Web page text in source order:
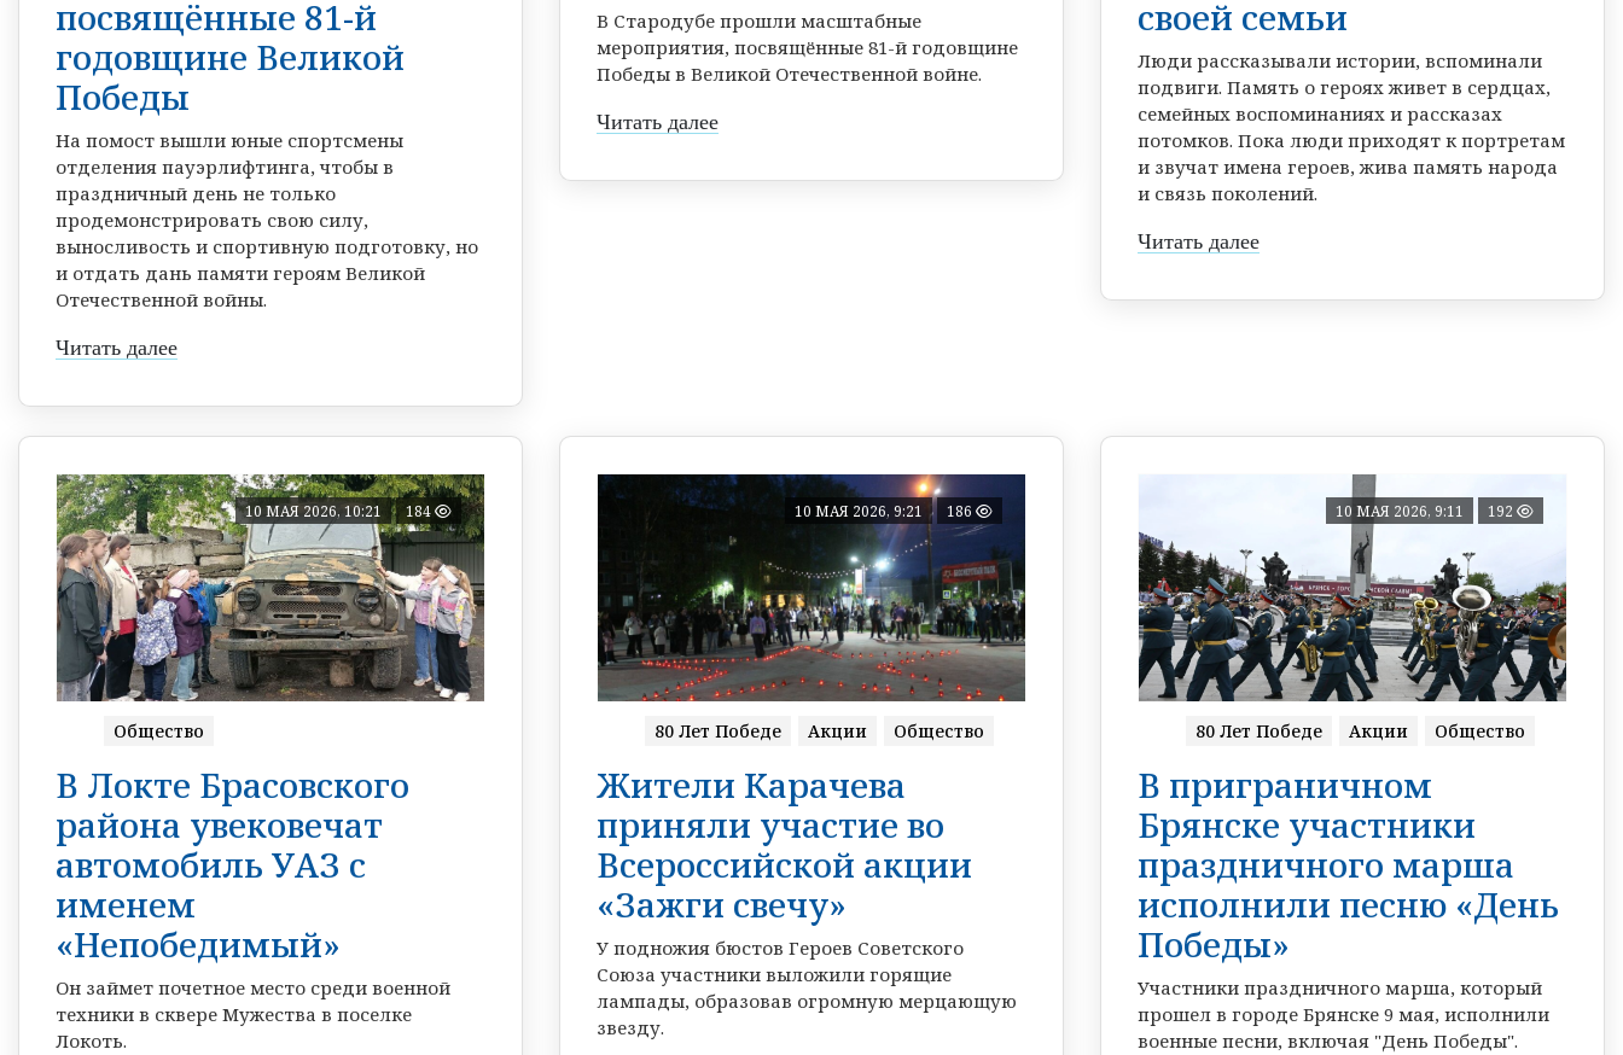
посвящённые 81-й
годовщине Великой
Победы
На помост вышли юные спортсмены
отделения пауэрлифтинга, чтобы в
праздничный день не только
продемонстрировать свою силу,
выносливость и спортивную подготовку, но
и отдать дань памяти героям Великой
Отечественной войны.
Читать далее
В Стародубе прошли масштабные
мероприятия, посвящённые 81-й годовщине
Победы в Великой Отечественной войне.
Читать далее
своей семьи
Люди рассказывали истории, вспоминали
подвиги. Память о героях живет в сердцах,
семейных воспоминаниях и рассказах
потомков. Пока люди приходят к портретам
и звучат имена героев, жива память народа
и связь поколений.
Читать далее
10 МАЯ 2026, 10:21 184
Общество
В Локте Брасовского
района увековечат
автомобиль УАЗ с
именем
«Непобедимый»
Он займет почетное место среди военной
техники в сквере Мужества в поселке
Локоть.
10 МАЯ 2026, 9:21 186
80 Лет Победе Акции Общество
Жители Карачева
приняли участие во
Всероссийской акции
«Зажги свечу»
У подножия бюстов Героев Советского
Союза участники выложили горящие
лампады, образовав огромную мерцающую
звезду.
10 МАЯ 2026, 9:11 192
80 Лет Победе Акции Общество
В приграничном
Брянске участники
праздничного марша
исполнили песню «День
Победы»
Участники праздничного марша, который
прошел в городе Брянске 9 мая, исполнили
военные песни, включая "День Победы".